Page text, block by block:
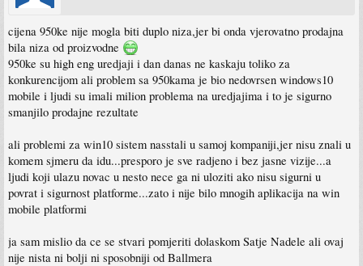
cijena 950ke nije mogla biti duplo niza,jer bi onda vjerovatno prodajna
bila niza od proizvodne
950ke su high eng uredjaji i dan danas ne kaskaju toliko za
konkurencijom ali problem sa 950kama je bio nedovrsen windows10
mobile i ljudi su imali milion problema na uredjajima i to je sigurno
smanjilo prodajne rezultate
ali problemi za win10 sistem nasstali u samoj kompaniji,jer nisu znali u
komem sjmeru da idu...presporo je sve radjeno i bez jasne vizije...a
ljudi koji ulazu novac u nesto nece ga ni uloziti ako nisu sigurni u
povrat i sigurnost platforme...zato i nije bilo mnogih aplikacija na win
mobile platformi
ja sam mislio da ce se stvari pomjeriti dolaskom Satje Nadele ali ovaj
nije nista ni bolji ni sposobniji od Ballmera